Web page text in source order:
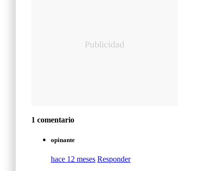
1 comentario
opinante
hace 12 meses Responder